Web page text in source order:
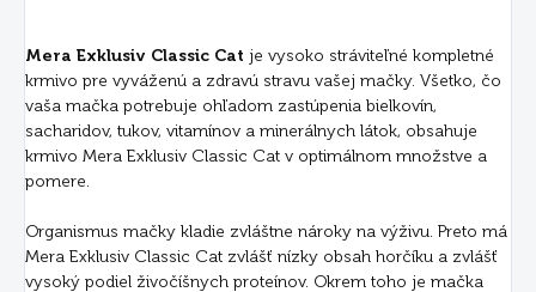
Mera Exklusiv Classic Cat je vysoko stráviteľné kompletné
krmivo pre vyváženú a zdravú stravu vašej mačky. Všetko, čo
vaša mačka potrebuje ohľadom zastúpenia bielkovín,
sacharidov, tukov, vitamínov a minerálnych látok, obsahuje
krmivo Mera Exklusiv Classic Cat v optimálnom množstve a
pomere.
Organismus mačky kladie zvláštne nároky na výživu. Preto má
Mera Exklusiv Classic Cat zvlášť nízky obsah horčíku a zvlášť
vysoký podiel živočíšnych proteínov. Okrem toho je mačka